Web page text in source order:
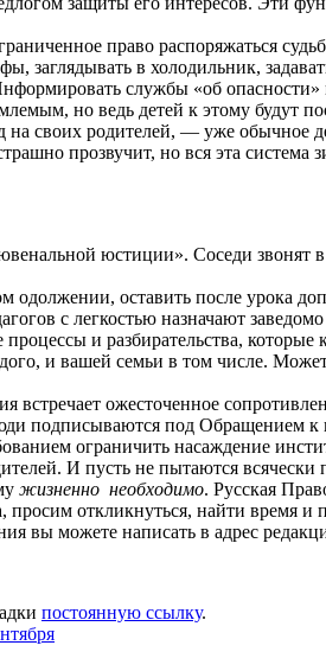
право распоряжаться
заглядывать в холодильник,
службы «об
но ведь детей к этому будут
своих родителей, — уже обычное
прозвучит, но вся эта система
юстиции». Соседи
одолжении, оставить после урока
с легкостью назначают
и разбирательства,
и вашей семьи в том числе.
ожесточенное
подписываются под Обращением
ограничить насаждение
И пусть не пытаются
жизненно необходимо. Русская
просим откликнуться, найти
вы можете написать в адрес
постоянную ссылку.